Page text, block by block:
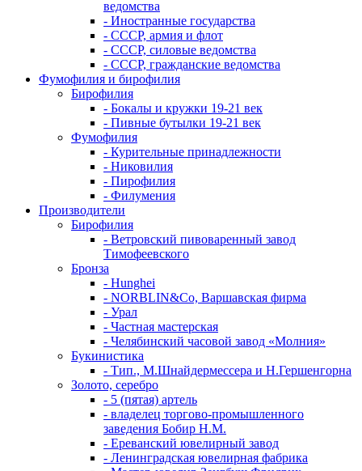
ведомства
- Иностранные государства
- СССР, армия и флот
- СССР, силовые ведомства
- СССР, гражданские ведомства
Фумофилия и бирофилия
Бирофилия
- Бокалы и кружки 19-21 век
- Пивные бутылки 19-21 век
Фумофилия
- Курительные принадлежности
- Никовилия
- Пирофилия
- Филумения
Производители
Бирофилия
- Ветровский пивоваренный завод
Тимофеевского
Бронза
- Hunghei
- NORBLIN&Co, Варшавская фирма
- Урал
- Частная мастерская
- Челябинский часовой завод «Молния»
Букинистика
- Тип., М.Шнайдермессера и Н.Гершенгорна
Золото, серебро
- 5 (пятая) артель
- владелец торгово-промышленного
заведения Бобир Н.М.
- Ереванский ювелирный завод
- Ленинградская ювелирная фабрика